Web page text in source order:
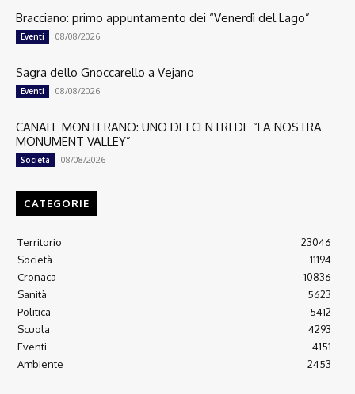
Bracciano: primo appuntamento dei “Venerdì del Lago”
Eventi 08/08/2026
Sagra dello Gnoccarello a Vejano
Eventi 08/08/2026
CANALE MONTERANO: UNO DEI CENTRI DE “LA NOSTRA
MONUMENT VALLEY”
Società 08/08/2026
CATEGORIE
Territorio
23046
Società
11194
Cronaca
10836
Sanità
5623
Politica
5412
Scuola
4293
Eventi
4151
Ambiente
2453